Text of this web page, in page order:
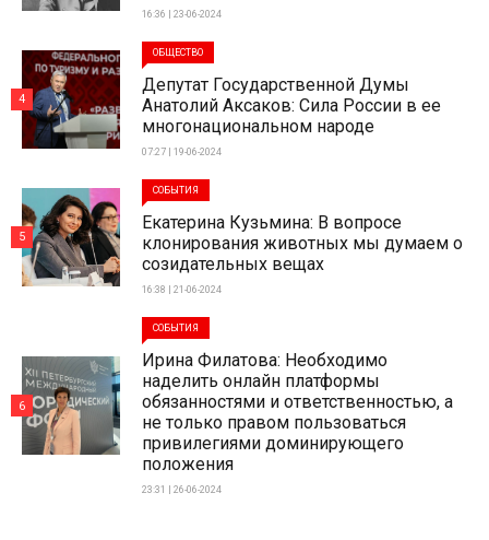
16:36 | 23-06-2024
ОБЩЕСТВО
Депутат Государственной Думы
Анатолий Аксаков: Сила России в ее
многонациональном народе
07:27 | 19-06-2024
4
СОБЫТИЯ
Екатерина Кузьмина: В вопросе
клонирования животных мы думаем о
созидательных вещах
16:38 | 21-06-2024
5
СОБЫТИЯ
Ирина Филатова: Необходимо
наделить онлайн платформы
обязанностями и ответственностью, а
не только правом пользоваться
привилегиями доминирующего
положения
23:31 | 26-06-2024
6